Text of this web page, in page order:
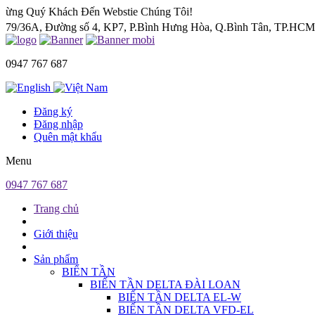
Khách Đến Webstie Chúng Tôi!
79/36A, Đường số 4, KP7, P.Bình Hưng Hòa, Q.Bình Tân,
0947 767 687
Đăng ký
Đăng nhập
Quên mật khẩu
Menu
0947 767 687
Trang chủ
Giới thiệu
Sản phẩm
BIẾN TẦN
BIẾN TẦN DELTA ĐÀI LOAN
BIẾN TẦN DELTA EL-W
BIẾN TẦN DELTA VFD-EL